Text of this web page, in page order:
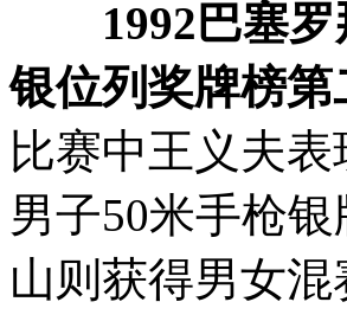
1992巴塞
银位列奖牌榜第
比赛中王义夫
男子50米手枪
山则获得男女